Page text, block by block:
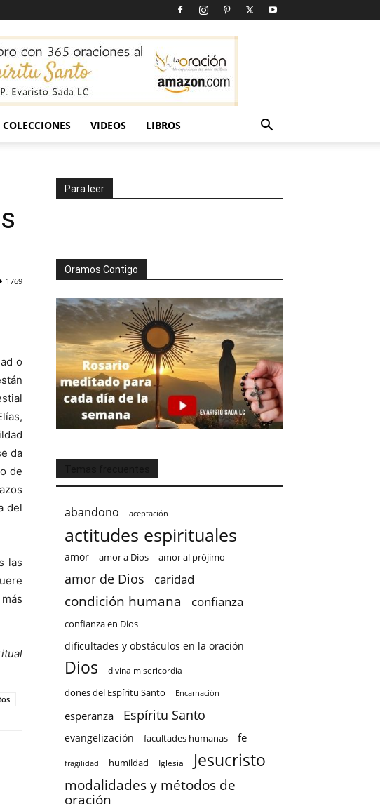
VIDEOS LIBROS
1769
o
da
de
del
las
Para leer
Oramos Contigo
abandono aceptación
actitudes espirituales
amor amor a Dios amor al prójimo
amor de Dios caridad
condición humana confianza
confianza en Dios
dificultades y obstáculos en la oración
Dios divina misericordia
dones del Espíritu Santo Encarnación
esperanza Espíritu Santo
evangelización facultades humanas fe
fragilidad humildad Iglesia Jesucristo
modalidades y métodos de
oración